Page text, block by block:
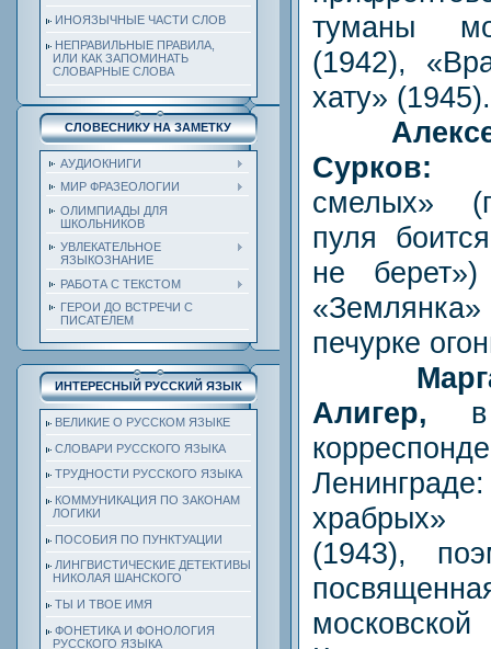
ИНОЯЗЫЧНЫЕ ЧАСТИ СЛОВ
НЕПРАВИЛЬНЫЕ ПРАВИЛА,
ИЛИ КАК ЗАПОМИНАТЬ
СЛОВАРНЫЕ СЛОВА
СЛОВЕСНИКУ НА ЗАМЕТКУ
АУДИОКНИГИ
МИР ФРАЗЕОЛОГИИ
ОЛИМПИАДЫ ДЛЯ
ШКОЛЬНИКОВ
УВЛЕКАТЕЛЬНОЕ
ЯЗЫКОЗНАНИЕ
РАБОТА С ТЕКСТОМ
ГЕРОИ ДО ВСТРЕЧИ С
ПИСАТЕЛЕМ
ИНТЕРЕСНЫЙ РУССКИЙ ЯЗЫК
ВЕЛИКИЕ О РУССКОМ ЯЗЫКЕ
СЛОВАРИ РУССКОГО ЯЗЫКА
ТРУДНОСТИ РУССКОГО ЯЗЫКА
КОММУНИКАЦИЯ ПО ЗАКОНАМ
ЛОГИКИ
ПОСОБИЯ ПО ПУНКТУАЦИИ
ЛИНГВИСТИЧЕСКИЕ ДЕТЕКТИВЫ
НИКОЛАЯ ШАНСКОГО
ТЫ И ТВОЕ ИМЯ
ФОНЕТИКА И ФОНОЛОГИЯ
РУССКОГО ЯЗЫКА
туманы
(1942),
хату» (1945).
смелых»
пуля
не
печурке
Алигер,
храбрых»
(1943),